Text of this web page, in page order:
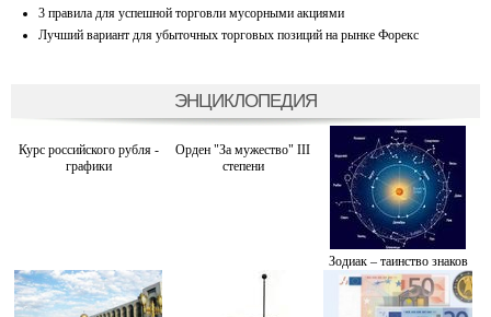
3 правила для успешной торговли мусорными акциями
Лучший вариант для убыточных торговых позиций на рынке Форекс
ЭНЦИКЛОПЕДИЯ
Курс российского рубля -
графики
Орден "За мужество" III
степени
Зодиак – таинство знаков